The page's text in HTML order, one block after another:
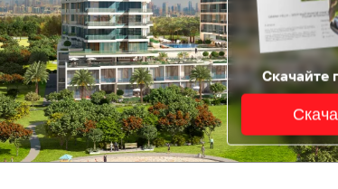
Скачайте